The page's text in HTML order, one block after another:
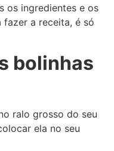
os ingredientes e os
fazer a receita, é só
bolinhas
ralo grosso do seu
ela no seu